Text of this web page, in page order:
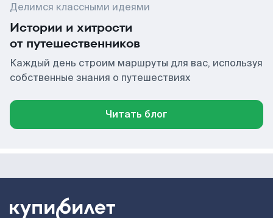
Делимся классными идеями
Истории и хитрости
от путешественников
Каждый день строим маршруты для вас, используя
собственные знания о путешествиях
Читать блог